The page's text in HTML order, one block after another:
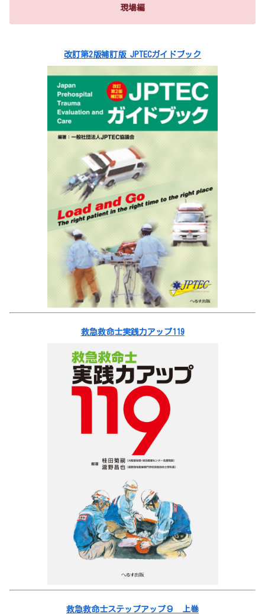
現場編
改訂第2版補訂版 JPTECガイドブック
救急救命士実践力アップ119
救急救命士ステップアップ９ 上巻